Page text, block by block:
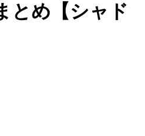
とめ【シャド